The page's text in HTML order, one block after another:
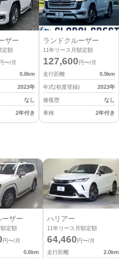
ザー
定額
円〜/月
0.8km
2023年
なし
2年付き
ランドクルーザー
11年リース月額定額
127,600 円〜/月
走行距離
0.9km
年式(初度登録) 2023年
修復歴 なし
車検 2年付き
ーザー
定額
円〜/月
0.6km
ハリアー
11年リース月額定額
64,460 円〜/月
走行距離
2.0km